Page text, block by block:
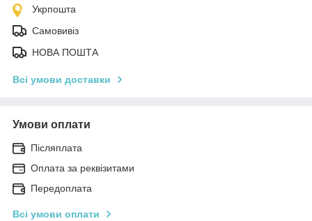
Укрпошта
Самовивіз
НОВА ПОШТА
Всі умови доставки
Умови оплати
Післяплата
Оплата за реквізитами
Передоплата
Всі умови оплати